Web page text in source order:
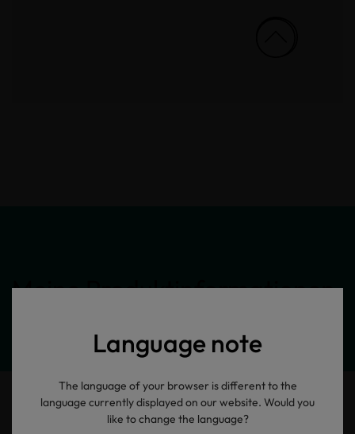
Language note
The language of your browser is different to the
language currently displayed on our website. Would you
like to change the language?
Meine Produktinformationen